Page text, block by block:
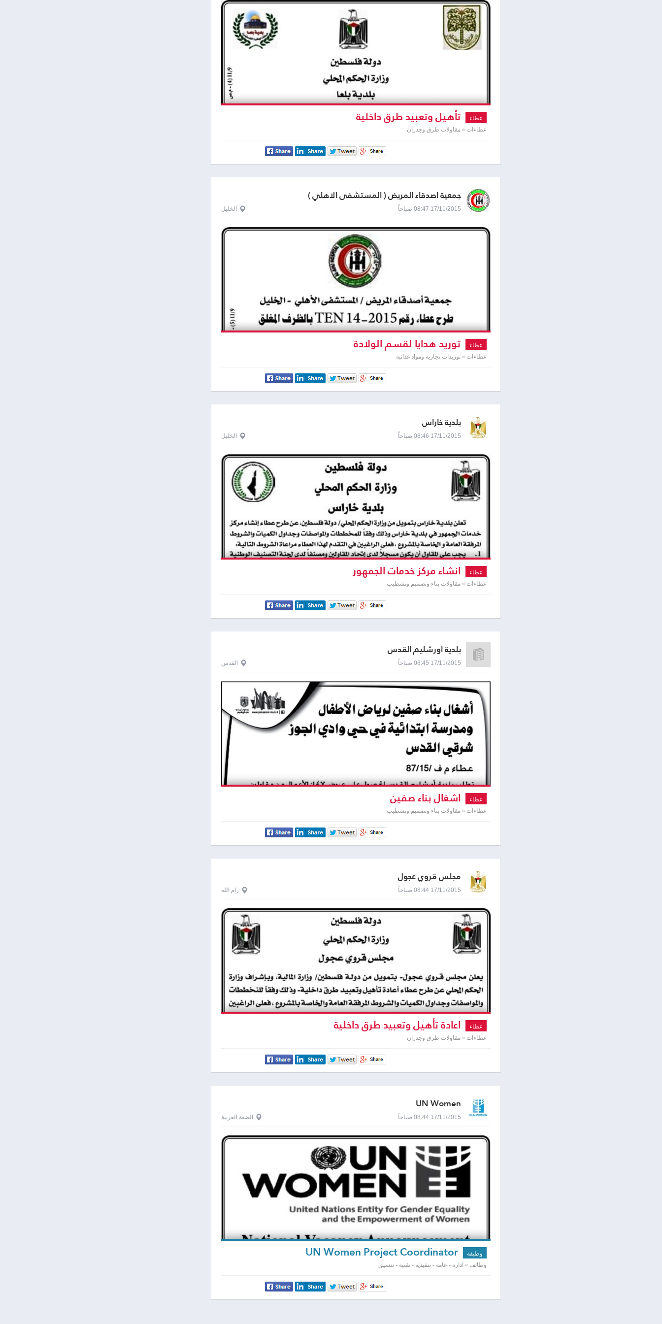
عطاء تأهيل وتعبيد طرق داخلية
عطاءات » مقاولات طرق وجدران
جمعية اصدقاء المريض ( المستشفى الاهلي )
17/11/2015 08:47 صباحاً الخليل
عطاء توريد هدايا لقسم الولادة
عطاءات » توريدات تجارية ومواد غذائية
بلدية خاراس
17/11/2015 08:46 صباحاً الخليل
عطاء انشاء مركز خدمات الجمهور
عطاءات » مقاولات بناء وتصميم وتشطيب
بلدية اورشليم القدس
17/11/2015 08:45 صباحاً القدس
عطاء اشغال بناء صفين
عطاءات » مقاولات بناء وتصميم وتشطيب
مجلس قروي عجول
17/11/2015 08:44 صباحاً رام الله
عطاء اعادة تأهيل وتعبيد طرق داخلية
عطاءات » مقاولات طرق وجدران
UN Women
17/11/2015 08:44 صباحاً الضفة الغربية
وظيفة
وظائف » ادارة - عامه - تنفيذيه - تقنية - تنسيق